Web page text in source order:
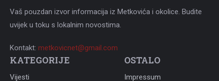
Vaš pouzdan izvor informacija iz Metkovića i okolice. Budite
uvijek u toku s lokalnim novostima.
Kontakt: metkovicnet@gmail.com
KATEGORIJE
Vijesti
OSTALO
Impressum